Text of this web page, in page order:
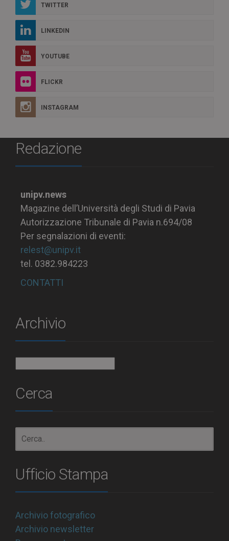
TWITTER
LINKEDIN
YOUTUBE
FLICKR
INSTAGRAM
Redazione
unipv.news
Magazine dell’Università degli Studi di Pavia
Autorizzazione Tribunale di Pavia n.694/08
Per segnalazioni di eventi:
relest@unipv.it
tel. 0382.984223
CONTATTI
Archivio
Cerca
Ufficio Stampa
Archivio fotografico
Archivio newsletter